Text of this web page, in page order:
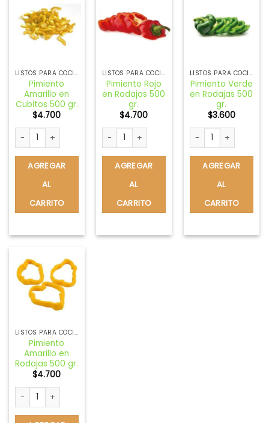
LISTOS PARA COCINAR
Pimiento
Amarillo en
Cubitos 500 gr.
$4.700
Pimiento Amarillo en Cubitos 500 gr. cantidad
AGREGAR
AL
CARRITO
LISTOS PARA COCINAR
Pimiento Rojo
en Rodajas 500
gr.
$4.700
Pimiento Rojo en Rodajas 500 gr. cantidad
AGREGAR
AL
CARRITO
LISTOS PARA COCINAR
Pimiento Verde
en Rodajas 500
gr.
$3.600
Pimiento Verde en
AGREGAR
AL
CARRITO
LISTOS PARA COCINAR
Pimiento
Amarillo en
Rodajas 500 gr.
$4.700
Pimiento Amarillo en Rodajas 500 gr. cantidad